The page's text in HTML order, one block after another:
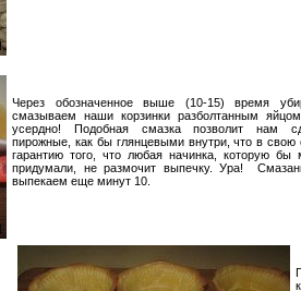
Через обозначенное выше (10-15) время
смазываем наши корзинки разболтанным
усердно! Подобная смазка позволит нам
пирожные, как бы глянцевыми внутри, что в свою
гарантию того, что любая начинка, которую бы
придумали, не размочит выпечку. Ура!
выпекаем еще минут 10.